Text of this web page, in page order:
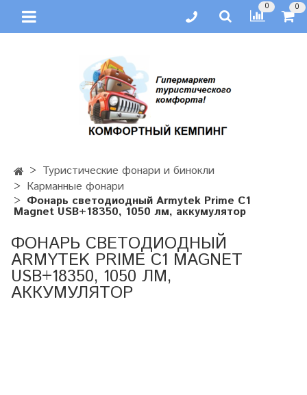
0 0
Туристические фонари и бинокли
Карманные фонари
Фонарь светодиодный Armytek Prime C1
Magnet USB+18350, 1050 лм, аккумулятор
ФОНАРЬ СВЕТОДИОДНЫЙ
ARMYTEK PRIME C1 MAGNET
USB+18350, 1050 ЛМ,
АККУМУЛЯТОР